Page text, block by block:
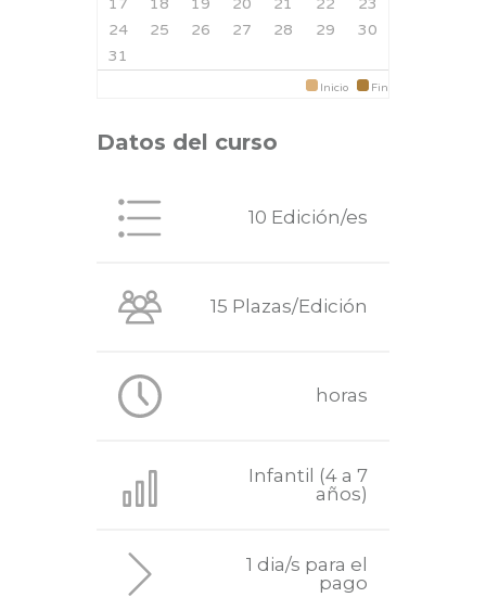
24
25 26 27 28 29
30
31
Inicio Fin
Datos del curso
10 Edición/es
15 Plazas/Edición
horas
Infantil (4 a 7
años)
1 dia/s para el
pago